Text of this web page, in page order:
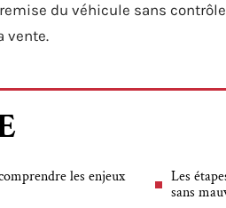
du véhicule sans
vente.
les enjeux
Les
sans